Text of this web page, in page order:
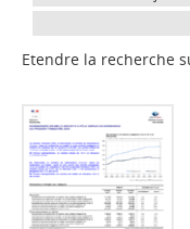
Etendre la recherche